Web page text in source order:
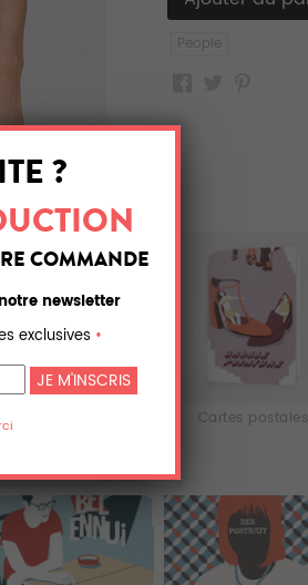
People
Laptop & iPad Skins Cartes postales